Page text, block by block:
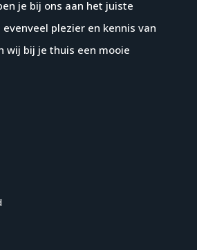
je bij ons aan het juiste
plezier en kennis van
wij bij je thuis een mooie